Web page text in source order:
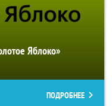
Яблоко»
ПОДРОБНЕЕ